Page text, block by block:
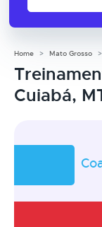
Home Mato Grosso
Cuiabá,